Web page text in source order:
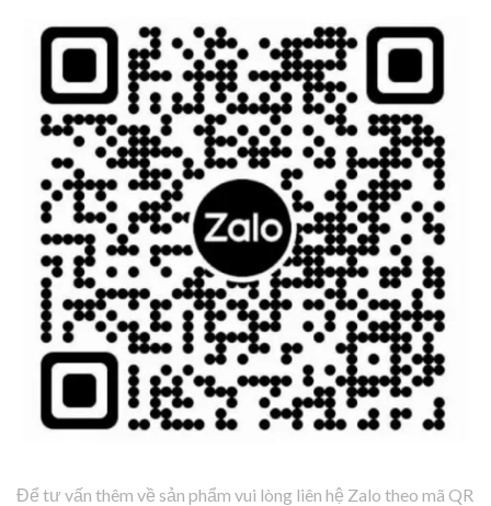
Để tư vấn thêm về sản phẩm vui lòng liên hệ Zalo theo mã QR